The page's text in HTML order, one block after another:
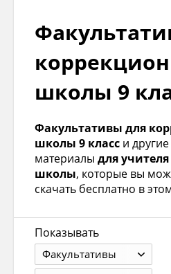
школы 9
Факультативы для
школы 9 класс и
материалы для
школы, которые вы
скачать бесплатно в
Показывать
Факультативы